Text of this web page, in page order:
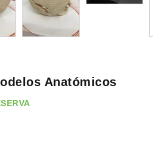
Anatómicos